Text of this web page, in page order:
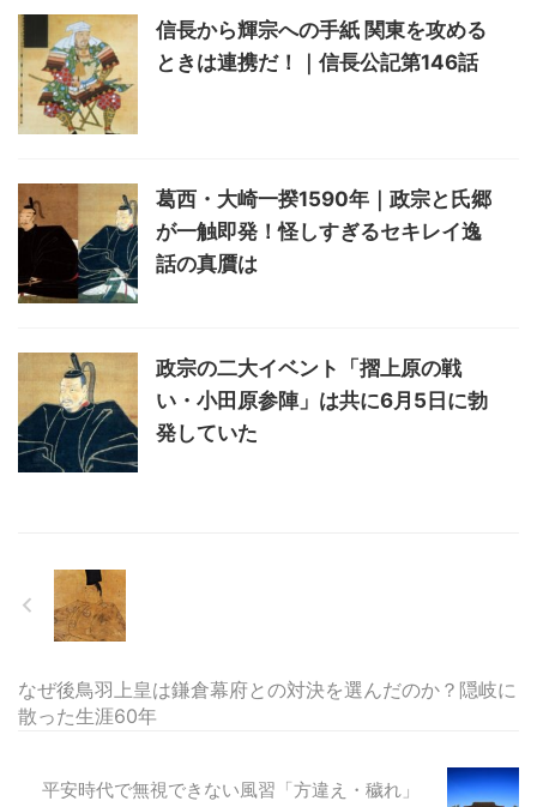
信長から輝宗への手紙 関東を攻める
ときは連携だ！｜信長公記第146話
葛西・大崎一揆1590年｜政宗と氏郷
が一触即発！怪しすぎるセキレイ逸
話の真贋は
政宗の二大イベント「摺上原の戦
い・小田原参陣」は共に6月5日に勃
発していた
なぜ後鳥羽上皇は鎌倉幕府との対決を選んだのか？隠岐に
散った生涯60年
平安時代で無視できない風習「方違え・穢れ」